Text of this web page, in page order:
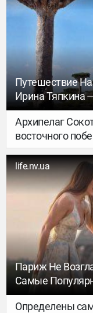
тысяч метров
аэрофобам
Путешествие На
Ирина Тяпкина
Необычной В
Архипелаг
восточного
океане, часто
Индийского
известная
природой,
расположения
life.nv.ua
Париж Не
Самые
Предложения
Определены